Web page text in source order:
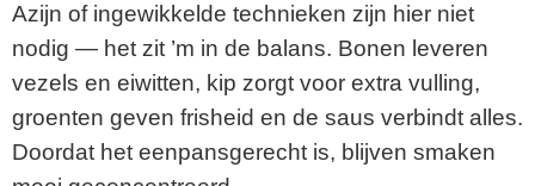
Azijn of ingewikkelde technieken zijn hier niet
nodig — het zit ’m in de balans. Bonen leveren
vezels en eiwitten, kip zorgt voor extra vulling,
groenten geven frisheid en de saus verbindt alles.
Doordat het eenpansgerecht is, blijven smaken